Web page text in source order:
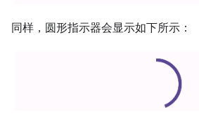
同样，圆形指示器会显示如下所示：